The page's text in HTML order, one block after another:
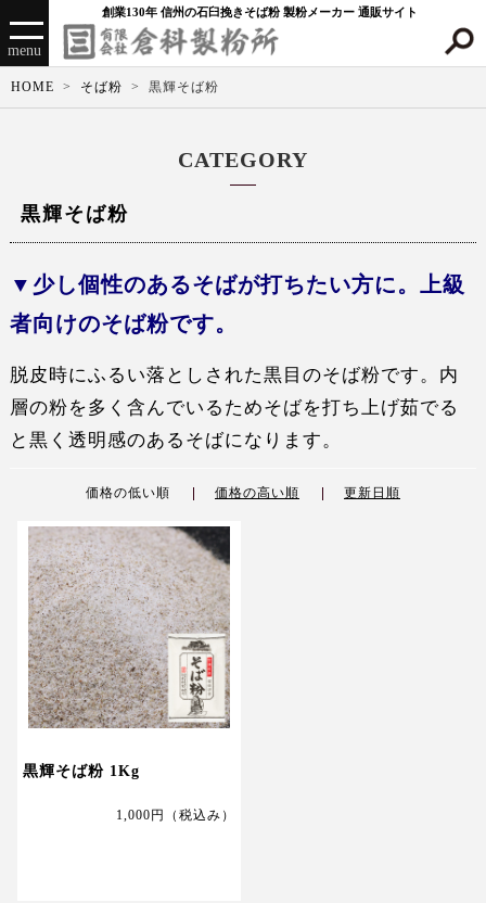
創業130年 信州の石臼挽きそば粉 製粉メーカー 通販サイト
menu
HOME そば粉 黒輝そば粉
CATEGORY
黒輝そば粉
少し個性のあるそばが打ちたい方に。上級
者向けのそば粉です。
脱皮時にふるい落としされた黒目のそば粉です。内
層の粉を多く含んでいるためそばを打ち上げ茹でる
と黒く透明感のあるそばになります。
価格の低い順 価格の高い順 更新日順
黒輝そば粉 1Kg
1,000円 （税込み）